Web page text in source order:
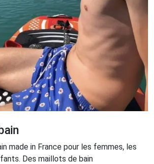
made in France pour les femmes, les
Des maillots de bain